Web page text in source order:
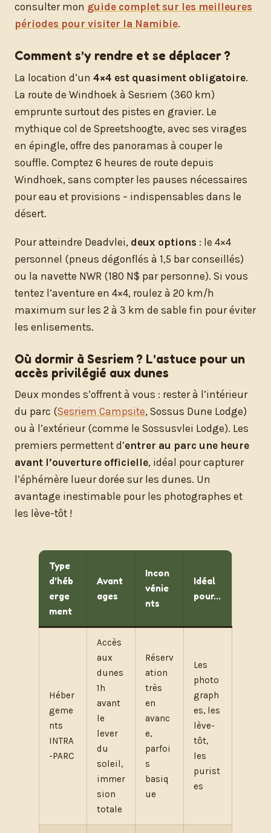
consulter mon guide complet sur les meilleures
périodes pour visiter la Namibie.
Comment s’y rendre et se déplacer ?
La location d’un 4×4 est quasiment obligatoire.
La route de Windhoek à Sesriem (360 km)
emprunte surtout des pistes en gravier. Le
mythique col de Spreetshoogte, avec ses virages
en épingle, offre des panoramas à couper le
souffle. Comptez 6 heures de route depuis
Windhoek, sans compter les pauses nécessaires
pour eau et provisions – indispensables dans le
désert.
Pour atteindre Deadvlei, deux options : le 4×4
personnel (pneus dégonflés à 1,5 bar conseillés)
ou la navette NWR (180 N$ par personne). Si vous
tentez l’aventure en 4×4, roulez à 20 km/h
maximum sur les 2 à 3 km de sable fin pour éviter
les enlisements.
Où dormir à Sesriem ? L’astuce pour un
accès privilégié aux dunes
Deux mondes s’offrent à vous : rester à l’intérieur
du parc (Sesriem Campsite, Sossus Dune Lodge)
ou à l’extérieur (comme le Sossusvlei Lodge). Les
premiers permettent d’entrer au parc une heure
avant l’ouverture officielle, idéal pour capturer
l’éphémère lueur dorée sur les dunes. Un
avantage inestimable pour les photographes et
les lève-tôt !
Type
d’héb
erge
ment
Avant
ages
Incon
vénie
nts
Idéal
pour…
Héber
geme
nts
INTRA
-PARC
Accès
aux
dunes
1h
avant
le
lever
du
soleil,
immer
sion
totale
Réserv
ation
très
en
avanc
e,
parfoi
s
basiq
ue
Les
photo
graph
es, les
lève-
tôt,
les
purist
es